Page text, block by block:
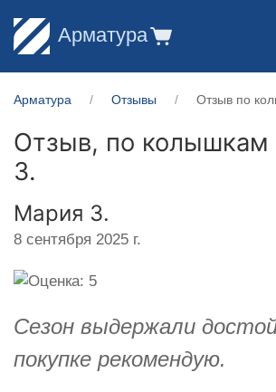
Арматура
Арматура Отзывы Отзыв по
Отзыв, по колышкам
З.
Мария З.
8 сентября 2025 г.
Cезон выдержали
покупке рекомендую.